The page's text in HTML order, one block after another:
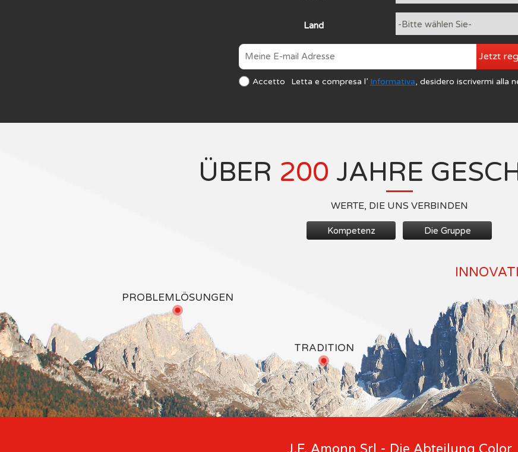
Land
Accetto Letta e compresa l’ Informativa, desidero iscrivermi alla
Jetzt
ÜBER 200 JAHRE
WERTE, DIE UNS VERBINDEN
Kompetenz Die Gruppe
PROBLEMLÖSUNGEN
TRADITION